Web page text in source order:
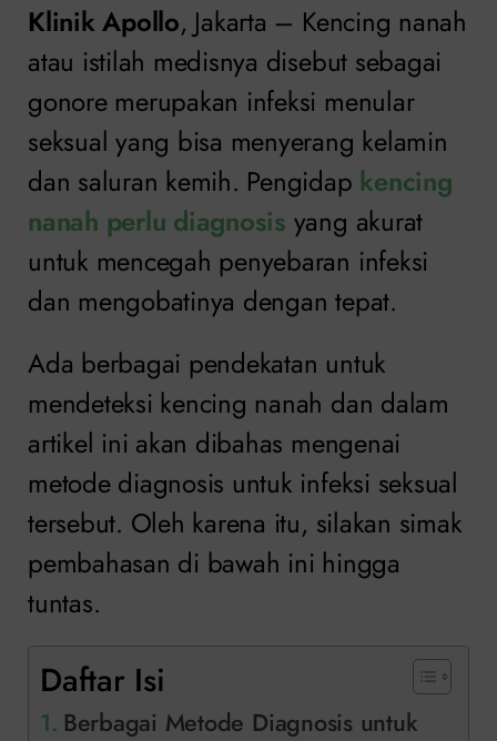
Klinik Apollo, Jakarta – Kencing nanah
atau istilah medisnya disebut sebagai
gonore merupakan infeksi menular
seksual yang bisa menyerang kelamin
dan saluran kemih. Pengidap kencing
nanah perlu diagnosis yang akurat
untuk mencegah penyebaran infeksi
dan mengobatinya dengan tepat.
Ada berbagai pendekatan untuk
mendeteksi kencing nanah dan dalam
artikel ini akan dibahas mengenai
metode diagnosis untuk infeksi seksual
tersebut. Oleh karena itu, silakan simak
pembahasan di bawah ini hingga
tuntas.
Daftar Isi
Berbagai Metode Diagnosis untuk